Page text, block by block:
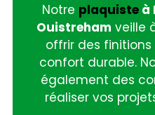
Notre plaquisteà
Ouistreham veille
offrir des
confort durable.
également des
réaliser vos